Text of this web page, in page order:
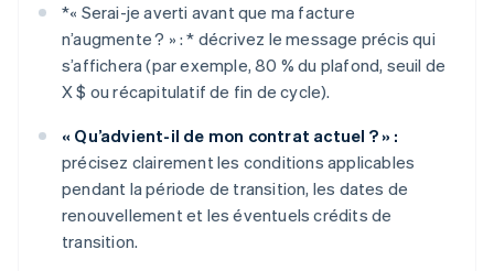
*« Serai-je averti avant que ma facture
n’augmente ? » : * décrivez le message précis qui
s’affichera (par exemple, 80 % du plafond, seuil de
X $ ou récapitulatif de fin de cycle).
« Qu’advient-il de mon contrat actuel ? » :
précisez clairement les conditions applicables
pendant la période de transition, les dates de
renouvellement et les éventuels crédits de
transition.